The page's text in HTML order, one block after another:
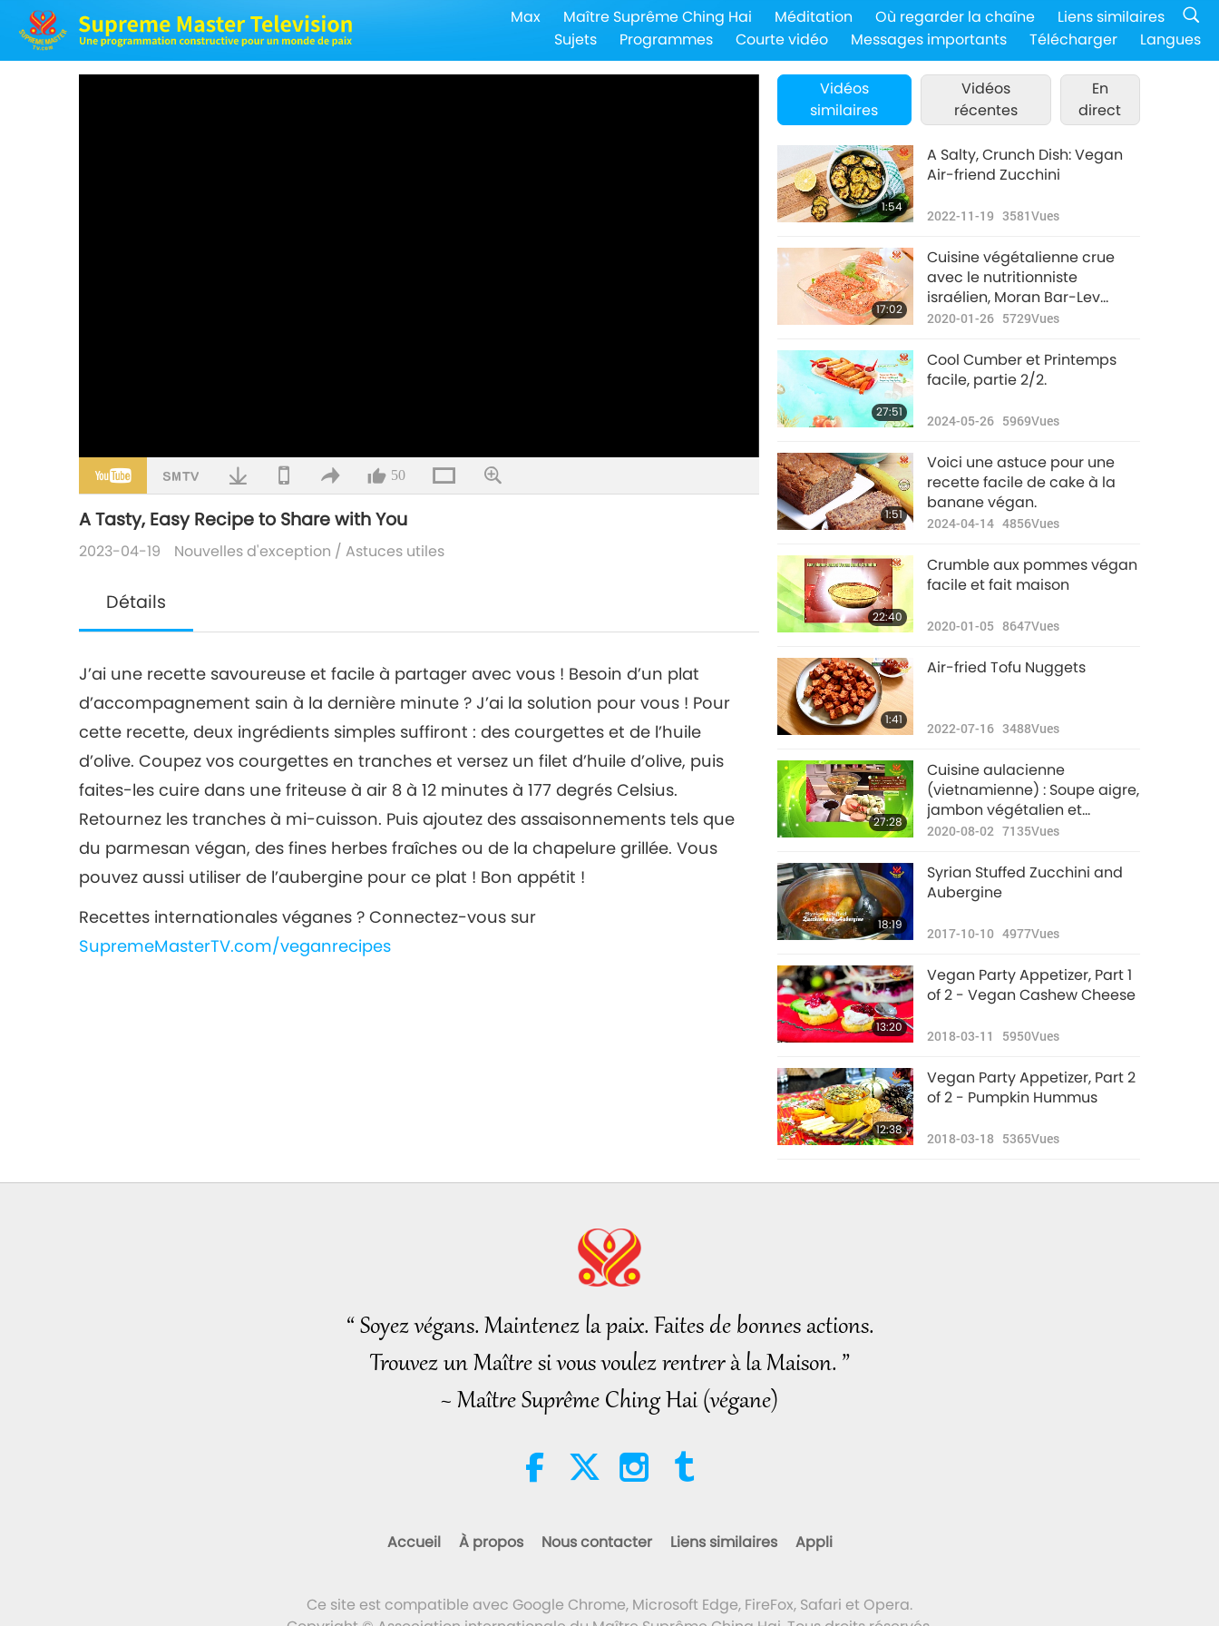
Max Maître Suprême Ching Hai Méditation Où regarder la chaîne
Liens similaires
Sujets
Programmes Courte vidéo Messages importants Télécharger Langues
50
A Tasty, Easy Recipe to Share with You
2023-04-19 Nouvelles d'exception /Astuces utiles
Détails
J’ai une recette savoureuse et facile à partager avec vous ! Besoin d’un plat
d’accompagnement sain à la dernière minute ? J’ai la solution pour vous ! Pour
cette recette, deux ingrédients simples suffiront : des courgettes et de l’huile
d’olive. Coupez vos courgettes en tranches et versez un filet d’huile d’olive, puis
faites-les cuire dans une friteuse à air 8 à 12 minutes à 177 degrés Celsius.
Retournez les tranches à mi-cuisson. Puis ajoutez des assaisonnements tels que
du parmesan végan, des fines herbes fraîches ou de la chapelure grillée. Vous
pouvez aussi utiliser de l’aubergine pour ce plat ! Bon appétit !
Recettes internationales véganes ? Connectez-vous sur
SupremeMasterTV.com/veganrecipes
Vidéos
similaires
Vidéos
récentes
En
direct
1:54
A Salty, Crunch Dish: Vegan
Air-friend Zucchini
2022-11-19 3581Vues
17:02
Cuisine végétalienne crue
avec le nutritionniste
israélien, Moran Bar-Lev
(végétalien), partie 1/2 –
avec une sauce tomate et
une sauce aux noix de
2020-01-26 5729Vues
27:51
Cool Cumber et Printemps
facile, partie 2/2.
2024-05-26 5969Vues
1:51
Voici une astuce pour une
recette facile de cake à la
banane végan.
2024-04-14 4856Vues
22:40
Crumble aux pommes végan
facile et fait maison
2020-01-05 8647Vues
1:41
Air-fried Tofu Nuggets
2022-07-16 3488Vues
27:28
Cuisine aulacienne
(vietnamienne) : Soupe aigre,
jambon végétalien et
aubergines blanches
2020-08-02 7135Vues
18:19
Syrian Stuffed Zucchini and
Aubergine
2017-10-10 4977Vues
13:20
Vegan Party Appetizer, Part 1
of 2 - Vegan Cashew Cheese
2018-03-11 5950Vues
12:38
Vegan Party Appetizer, Part 2
of 2 - Pumpkin Hummus
2018-03-18 5365Vues
“ Soyez végans. Maintenez la paix. Faites de bonnes actions.
Trouvez un Maître si vous voulez rentrer à la Maison. ”
~ Maître Suprême Ching Hai (végane)
Accueil À propos Nous contacter Liens similaires Appli
Ce site est compatible avec Google Chrome, Microsoft Edge, FireFox, Safari et Opera.